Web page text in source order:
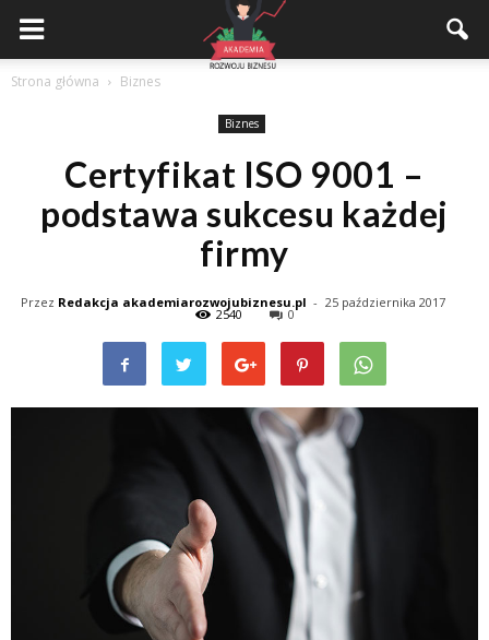
Akademiarozwojubiznesu.pl
Strona główna Biznes
Biznes
Certyfikat ISO 9001 –
podstawa sukcesu każdej
firmy
Przez Redakcja akademiarozwojubiznesu.pl - 25 października 2017
2540 0